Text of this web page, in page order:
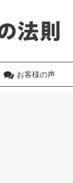
お客様の声